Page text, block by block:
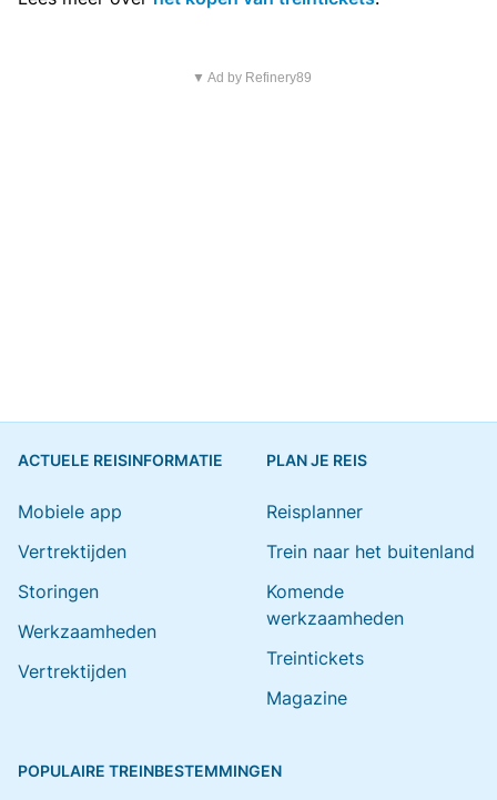
▼ Ad by Refinery89
ACTUELE REISINFORMATIE
Mobiele app
Vertrektijden
Storingen
Werkzaamheden
Vertrektijden
PLAN JE REIS
Reisplanner
Trein naar het buitenland
Komende
werkzaamheden
Treintickets
Magazine
POPULAIRE TREINBESTEMMINGEN